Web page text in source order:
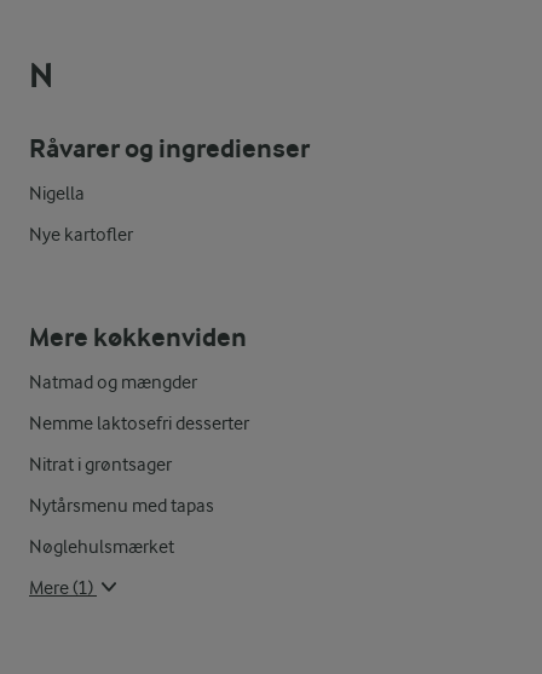
N
Råvarer og ingredienser
Nigella
Nye kartofler
Mere køkkenviden
Natmad og mængder
Nemme laktosefri desserter
Nitrat i grøntsager
Nytårsmenu med tapas
Nøglehulsmærket
Mere (1)